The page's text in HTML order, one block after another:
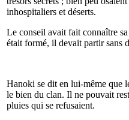
inhospitaliers et déserts.
Le conseil avait fait connaître
était formé, il devait partir sans
Hanoki se dit en lui-même que
le bien du clan. Il ne pouvait
pluies qui se refusaient.